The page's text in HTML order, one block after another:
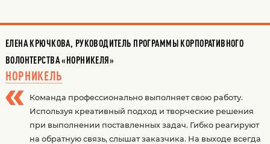
ЕЛЕНА КРЮЧКОВА, РУКОВОДИТЕЛЬ ПРОГРАММЫ КОРПОРАТИВНОГО
ВОЛОНТЕРСТВА «НОРНИКЕЛЯ»
НОРНИКЕЛЬ
Команда профессионально выполняет свою работу.
Используя креативный подход и творческие решения
при выполнении поставленных задач. Гибко реагируют
на обратную связь, слышат заказчика. На выходе всегда